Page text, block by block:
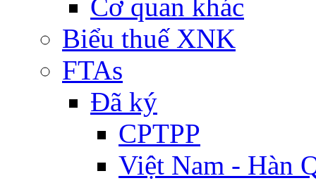
Cơ quan khác
Biểu thuế XNK
FTAs
Đã ký
CPTPP
Việt Nam - Hàn